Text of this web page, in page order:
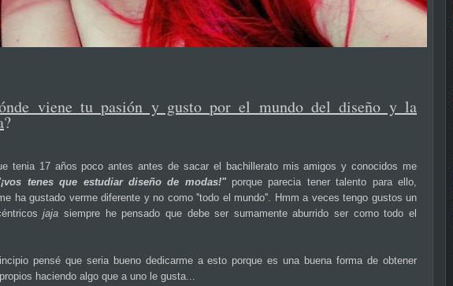
viene tu pasión y gusto por el mundo del diseño y la
?
tenia 17 años poco antes antes de sacar el bachillerato mis amigos y conocidos me
tenes que estudiar diseño de modas!"porque parecia tener talento para ello,
ha gustado verme diferente y no como ''todo el mundo''. Hmm a veces tengo gustos un
jaja siempre he pensado que debe ser sumamente aburrido ser como todo el
pensé que seria bueno dedicarme a esto porque es una buena forma de obtener
haciendo algo que a uno le gusta...